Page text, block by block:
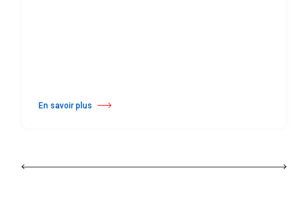
En savoir plus
à propos Harlequin Floors Annonce une Transition au Sien de sa